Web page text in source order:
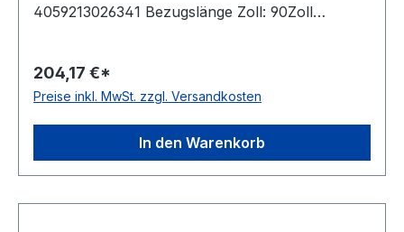
4059213026341 Bezugslänge Zoll: 90Zoll
ummantelt antistatisch: ja Norm: DIN 7722
Breite: 22mm Höhe: 17mm Material: Neoprene
204,17 €*
Preise inkl. MwSt. zzgl. Versandkosten
In den Warenkorb